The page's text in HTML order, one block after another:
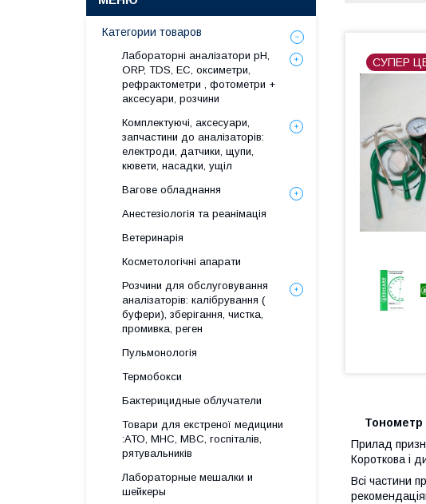
СУПЕР
Тонометр
Прилад
Короткова і
Всі частини
Категории товаров
Лабораторні аналізатори pH,
ORP, TDS, EC, оксиметри,
рефрактометри , фотометри +
аксесуари, розчини
Комплектуючі, аксесуари,
запчастини до аналізаторів:
електроди, датчики, щупи,
кювети, насадки, ущіл
Вагове обладнання
Анестезіологія та реанімація
Ветеринарія
Косметологічні апарати
Розчини для обслуговування
аналізаторів: калібрування (
буфери), зберігання, чистка,
промивка, реген
Пульмонологія
Термобокси
Бактерицидные облучатели
Товари для екстреної медицини
:АТО, МНС, МВС, госпіталів,
рятувальників
Лабораторные мешалки и
шейкеры